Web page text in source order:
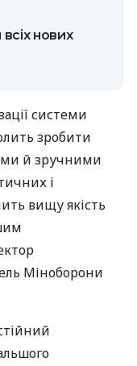
нових
системи
зробити
й зручними
і
вищу якість
Міноборони